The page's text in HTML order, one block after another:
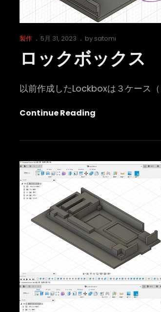
１
Cat
製作
Posted
5月 31, 2023 by satomi
ロックボックス
以前作成したLockboxは３ケース（
Continue Reading
ク
ッ
ク
ス
シ
グ
ル
ケ
ー
ス